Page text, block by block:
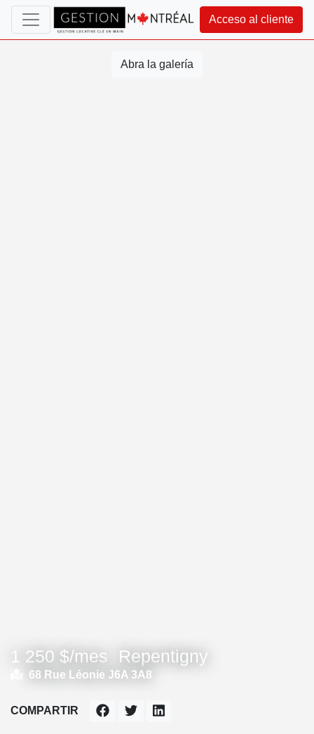
Acceso al cliente
Abra la galería
1 250 $/mes Repentigny
68 Rue Léonie J6A 3A8
COMPARTIR